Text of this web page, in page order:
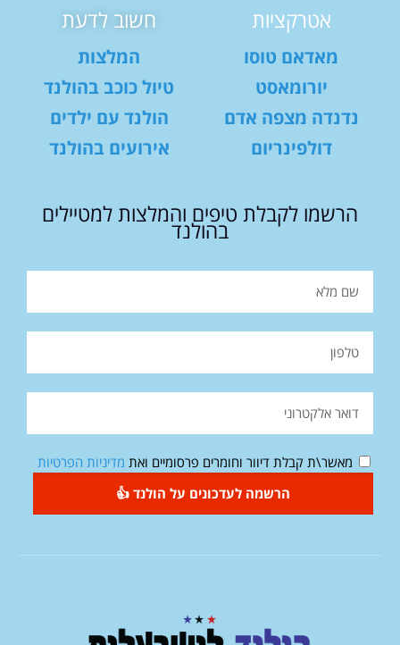
אטרקציות
מאדאם טוסו
יורומאסט
נדנדה מצפה אדם
דולפינריום
חשוב לדעת
המלצות
טיול כוכב בהולנד
הולנד עם ילדים
אירועים בהולנד
הרשמו לקבלת טיפים והמלצות למטיילים
בהולנד
מאשר\ת קבלת דיוור וחומרים פרסומיים ואת מדיניות הפרטיות
הרשמה לעדכונים על הולנד 👍